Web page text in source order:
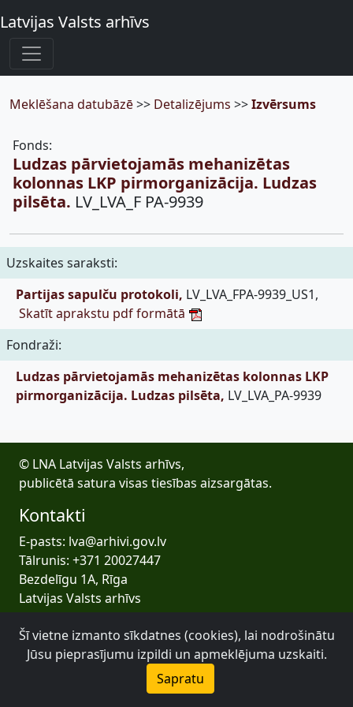
Latvijas Valsts arhīvs
Meklēšana datubāzē>> Detalizējums >>Izvērsums
Fonds:
Ludzas pārvietojamās mehanizētas
kolonnas LKP pirmorganizācija. Ludzas
pilsēta. LV_LVA_F PA-9939
Uzskaites saraksti:
Partijas sapulču protokoli, LV_LVA_FPA-9939_US1,
Skatīt aprakstu pdf formātā
Fondraži:
Ludzas pārvietojamās mehanizētas kolonnas LKP
pirmorganizācija. Ludzas pilsēta, LV_LVA_PA-9939
© LNA Latvijas Valsts arhīvs,
publicētā satura visas tiesības aizsargātas.
Kontakti
E-pasts: lva@arhivi.gov.lv
Tālrunis: +371 20027447
Bezdelīgu 1A, Rīga
Latvijas Valsts arhīvs
Šī vietne izmanto sīkdatnes (cookies), lai nodrošinātu
Jūsu pieprasījumu izpildi un apmeklējuma uzskaiti.
Sapratu